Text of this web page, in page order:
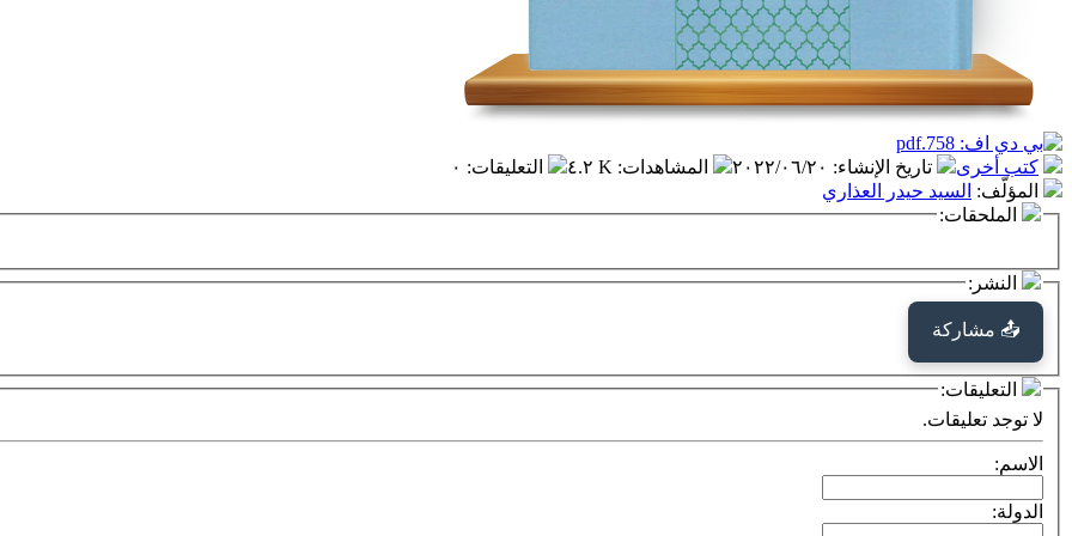
كتب أخرى تاريخ الإنشاء: ٢٠٢٢/٠٦/٢٠ المشاهدات: ٤.٢ K التعليقات: ٠
المؤلّف: السيد حيدر العذاري
الملحقات:
النشر:
📤 مشاركة
التعليقات:
لا توجد تعليقات.
الاسم:
الدولة: